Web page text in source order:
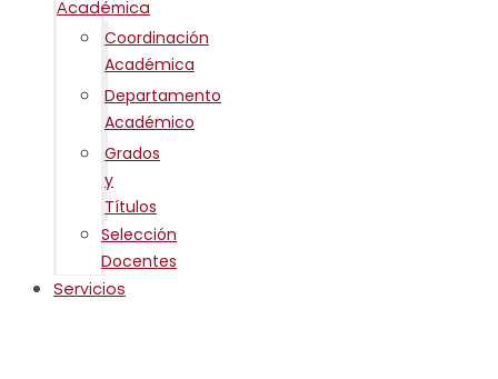
Académica
Coordinación
Académica
Departamento
Académico
Grados
y
Títulos
Selección
Docentes
Servicios